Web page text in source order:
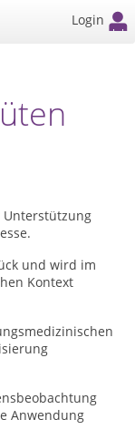
Login
Unterstützung
und wird im
Kontext
Anwendung